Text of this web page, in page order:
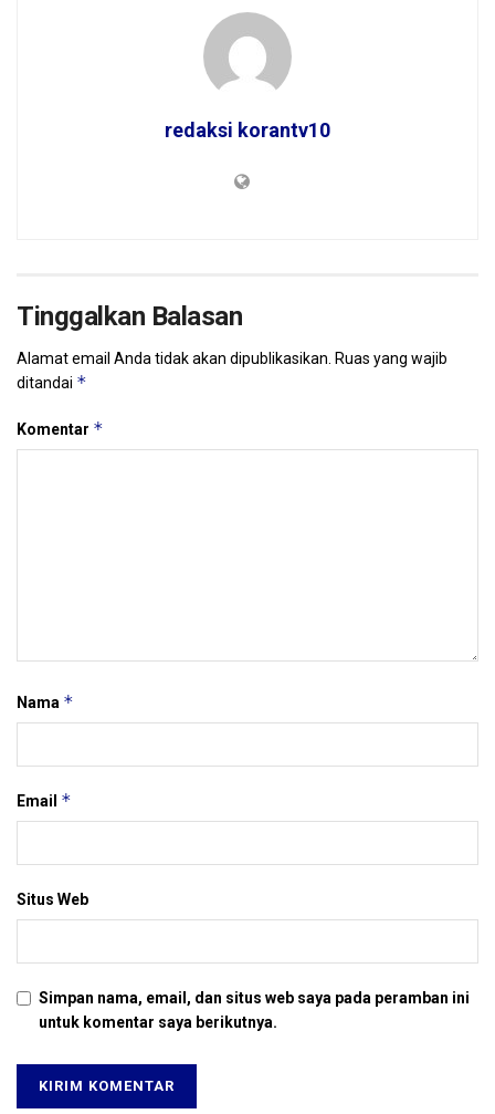
redaksi korantv10
Tinggalkan Balasan
Alamat email Anda tidak akan dipublikasikan. Ruas yang wajib
ditandai *
Komentar *
Nama *
Email *
Situs Web
Simpan nama, email, dan situs web saya pada peramban ini
untuk komentar saya berikutnya.